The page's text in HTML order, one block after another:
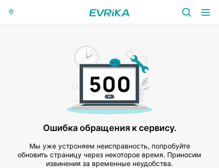
Ошибка обращения к сервису.
Мы уже устроняем неисправность, попробуйте
обновить страницу через некоторое время. Приносим
извинения за временные неудобства.